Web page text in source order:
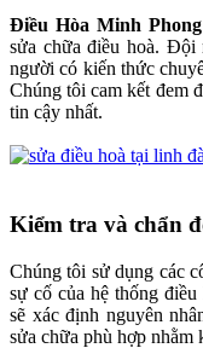
Điều Hòa Minh Phong
sửa chữa điều hoà.
người có kiến thức
Chúng tôi cam kết đem
tin cậy nhất.
Kiểm tra và chẩn
Chúng tôi sử dụng các
sự cố của hệ thống
sẽ xác định nguyên
sửa chữa phù hợp nhằm